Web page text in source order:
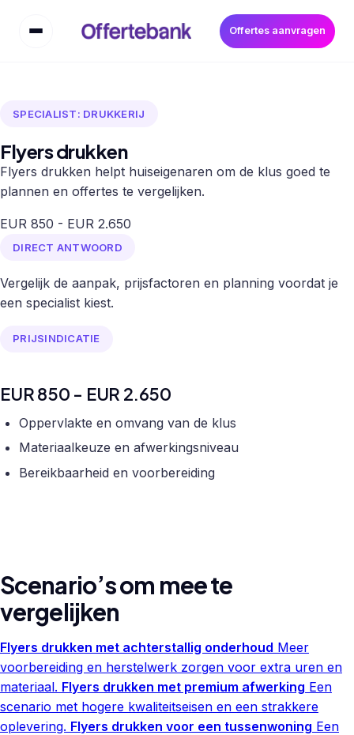
Offertes aanvragen
SPECIALIST: DRUKKERIJ
Flyers drukken
Flyers drukken helpt huiseigenaren om de klus goed te
plannen en offertes te vergelijken.
EUR 850 - EUR 2.650
DIRECT ANTWOORD
Vergelijk de aanpak, prijsfactoren en planning voordat je
een specialist kiest.
PRIJSINDICATIE
EUR 850 - EUR 2.650
Oppervlakte en omvang van de klus
Materiaalkeuze en afwerkingsniveau
Bereikbaarheid en voorbereiding
Scenario’s om mee te
vergelijken
Flyers drukken met achterstallig onderhoud Meer
voorbereiding en herstelwerk zorgen voor extra uren en
materiaal. Flyers drukken met premium afwerking Een
scenario met hogere kwaliteitseisen en een strakkere
oplevering. Flyers drukken voor een tussenwoning Een